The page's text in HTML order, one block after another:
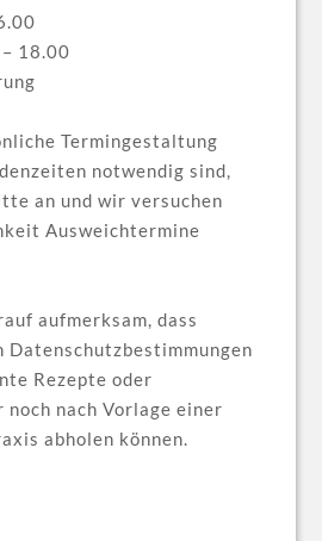
18.00
Termingestaltung
notwendig sind,
an und wir versuchen
Ausweichtermine
aufmerksam, dass
Datenschutzbestimmungen
Rezepte oder
noch nach Vorlage einer
abholen können.